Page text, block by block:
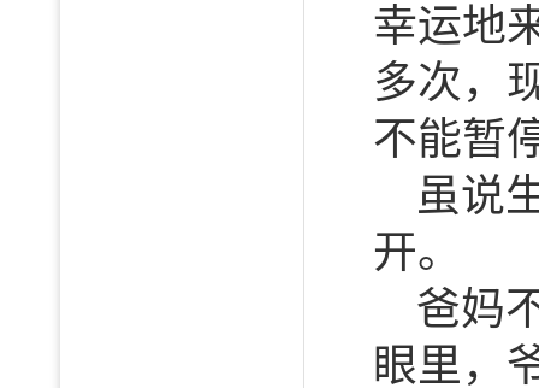
幸运地
多次，
不能暂
虽说
开。
爸妈
眼里，